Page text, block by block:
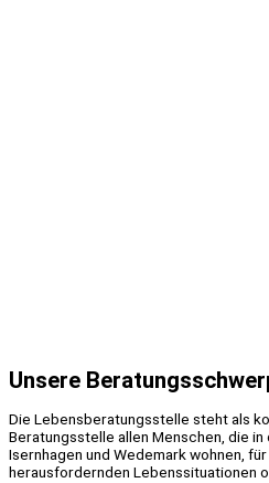
Unsere
Die Lebensberatungsstelle steht als
Beratungsstelle allen Menschen, die in
Isernhagen und Wedemark wohnen,
herausfordernden Lebenssituationen